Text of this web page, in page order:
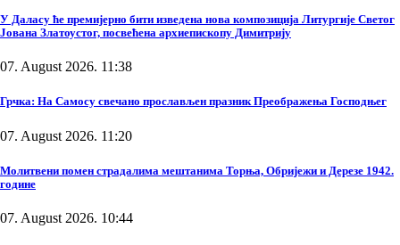
У Даласу ће премијерно бити изведена нова композиција Литургије Светог
Јована Златоустог, посвећена архиепископу Димитрију
07. August 2026. 11:38
Грчка: На Самосу свечано прослављен празник Преображења Господњег
07. August 2026. 11:20
Молитвени помен страдалима мештанима Торња, Обријежи и Дерезе 1942.
године
07. August 2026. 10:44